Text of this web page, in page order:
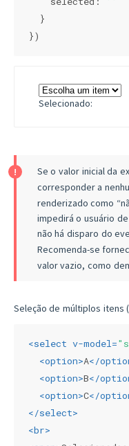
  }
})
Selecionado:
Se o valor inicial da
corresponder a
renderizado como
impedirá o usuário
não há disparo do
Recomenda-se
valor vazio, como
Seleção de múltiplos itens
<select v-model=
<option>A</
<option>B</
<option>C</
</select>
<br>